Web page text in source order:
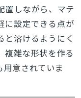
置しながら、マテ
に設定できる点が
溶けるようにく
雑な形状を作る
意されていま